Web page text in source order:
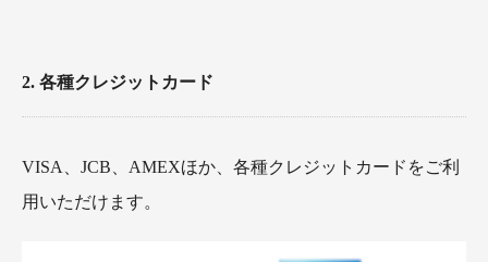
2. 各種クレジットカード
VISA、JCB、AMEXほか、各種クレジットカードをご利
用いただけます。